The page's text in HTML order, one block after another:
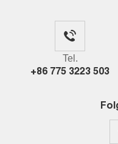
Tel.
+86 775 3223 503